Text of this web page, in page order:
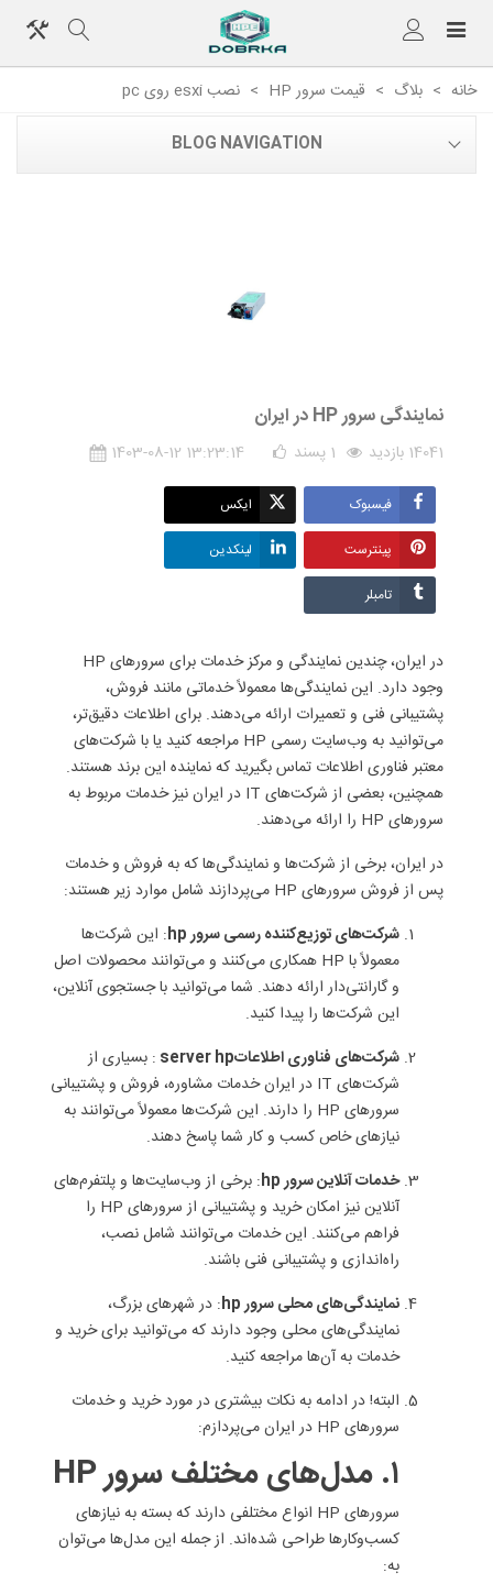
خانه > بلاگ > قیمت سرور HP > نصب esxi روی pc
BLOG NAVIGATION
نمایندگی سرور HP در ایران
14041 بازدید 1 پسند 1403-08-12 13:23:14
فیسبوک ایکس
پینترست لینکدین
تامبلر
در ایران، چندین نمایندگی و مرکز خدمات برای سرورهای HP
وجود دارد. این نمایندگی‌ها معمولاً خدماتی مانند فروش،
پشتیبانی فنی و تعمیرات ارائه می‌دهند. برای اطلاعات دقیق‌تر،
می‌توانید به وب‌سایت رسمی HP مراجعه کنید یا با شرکت‌های
معتبر فناوری اطلاعات تماس بگیرید که نماینده این برند هستند.
همچنین، بعضی از شرکت‌های IT در ایران نیز خدمات مربوط به
سرورهای HP را ارائه می‌دهند.
در ایران، برخی از شرکت‌ها و نمایندگی‌ها که به فروش و خدمات
پس از فروش سرورهای HP می‌پردازند شامل موارد زیر هستند:
شرکت‌های توزیع‌کننده رسمی سرور hp
: این شرکت‌ها
معمولاً با HP همکاری می‌کنند و می‌توانند محصولات اصل
و گارانتی‌دار ارائه دهند. شما می‌توانید با جستجوی آنلاین،
این شرکت‌ها را پیدا کنید.
شرکت‌های فناوری اطلاعاتserver hp
: بسیاری از
شرکت‌های IT در ایران خدمات مشاوره، فروش و پشتیبانی
سرورهای HP را دارند. این شرکت‌ها معمولاً می‌توانند به
نیازهای خاص کسب و کار شما پاسخ دهند.
خدمات آنلاین سرور hp
: برخی از وب‌سایت‌ها و پلتفرم‌های
آنلاین نیز امکان خرید و پشتیبانی از سرورهای HP را
فراهم می‌کنند. این خدمات می‌توانند شامل نصب،
راه‌اندازی و پشتیبانی فنی باشند.
نمایندگی‌های محلی سرور hp
: در شهرهای بزرگ،
نمایندگی‌های محلی وجود دارند که می‌توانید برای خرید و
خدمات به آن‌ها مراجعه کنید.
البته! در ادامه به نکات بیشتری در مورد خرید و خدمات
سرورهای HP در ایران می‌پردازم:
۱. مدل‌های مختلف سرور HP
سرورهای HP انواع مختلفی دارند که بسته به نیازهای
کسب‌وکارها طراحی شده‌اند. از جمله این مدل‌ها می‌توان
به: